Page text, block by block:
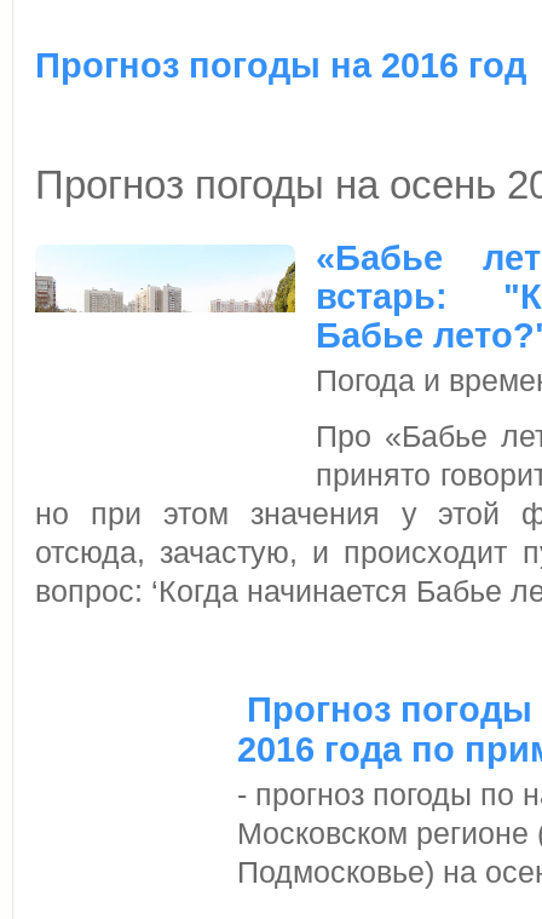
Прогноз погоды на 2016 год
Прогноз погоды на осень
«Бабье
встарь:
Бабье
Погода и
Про «Бабье
принято
но при этом значения у этой
отcюда, зачастую, и происходит
вопрос: ‘Когда начинается Бабье
Прогноз
2016 года по
- прогноз погоды по
Московском
Подмосковье) на